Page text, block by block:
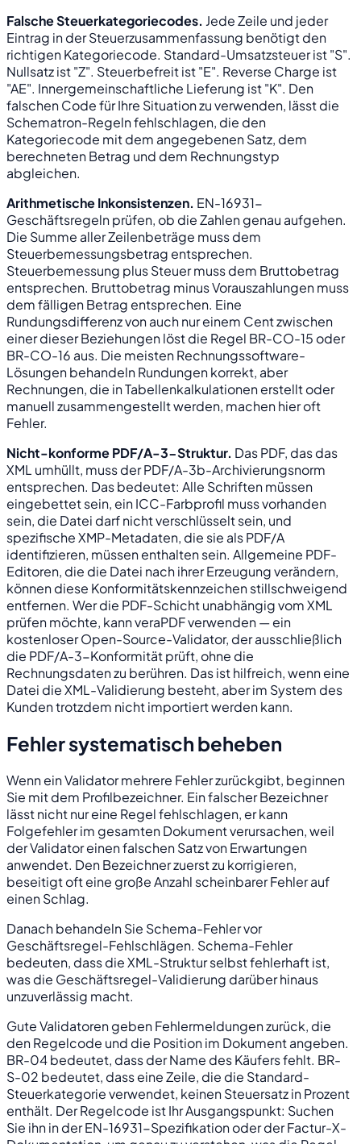
Falsche Steuerkategoriecodes. Jede Zeile und jeder
Eintrag in der Steuerzusammenfassung benötigt den
richtigen Kategoriecode. Standard-Umsatzsteuer ist "S".
Nullsatz ist "Z". Steuerbefreit ist "E". Reverse Charge ist
"AE". Innergemeinschaftliche Lieferung ist "K". Den
falschen Code für Ihre Situation zu verwenden, lässt die
Schematron-Regeln fehlschlagen, die den
Kategoriecode mit dem angegebenen Satz, dem
berechneten Betrag und dem Rechnungstyp
abgleichen.
Arithmetische Inkonsistenzen. EN-16931-
Geschäftsregeln prüfen, ob die Zahlen genau aufgehen.
Die Summe aller Zeilenbeträge muss dem
Steuerbemessungsbetrag entsprechen.
Steuerbemessung plus Steuer muss dem Bruttobetrag
entsprechen. Bruttobetrag minus Vorauszahlungen muss
dem fälligen Betrag entsprechen. Eine
Rundungsdifferenz von auch nur einem Cent zwischen
einer dieser Beziehungen löst die Regel BR-CO-15 oder
BR-CO-16 aus. Die meisten Rechnungssoftware-
Lösungen behandeln Rundungen korrekt, aber
Rechnungen, die in Tabellenkalkulationen erstellt oder
manuell zusammengestellt werden, machen hier oft
Fehler.
Nicht-konforme PDF/A-3-Struktur. Das PDF, das das
XML umhüllt, muss der PDF/A-3b-Archivierungsnorm
entsprechen. Das bedeutet: Alle Schriften müssen
eingebettet sein, ein ICC-Farbprofil muss vorhanden
sein, die Datei darf nicht verschlüsselt sein, und
spezifische XMP-Metadaten, die sie als PDF/A
identifizieren, müssen enthalten sein. Allgemeine PDF-
Editoren, die die Datei nach ihrer Erzeugung verändern,
können diese Konformitätskennzeichen stillschweigend
entfernen. Wer die PDF-Schicht unabhängig vom XML
prüfen möchte, kann veraPDF verwenden — ein
kostenloser Open-Source-Validator, der ausschließlich
die PDF/A-3-Konformität prüft, ohne die
Rechnungsdaten zu berühren. Das ist hilfreich, wenn eine
Datei die XML-Validierung besteht, aber im System des
Kunden trotzdem nicht importiert werden kann.
Fehler systematisch beheben
Wenn ein Validator mehrere Fehler zurückgibt, beginnen
Sie mit dem Profilbezeichner. Ein falscher Bezeichner
lässt nicht nur eine Regel fehlschlagen, er kann
Folgefehler im gesamten Dokument verursachen, weil
der Validator einen falschen Satz von Erwartungen
anwendet. Den Bezeichner zuerst zu korrigieren,
beseitigt oft eine große Anzahl scheinbarer Fehler auf
einen Schlag.
Danach behandeln Sie Schema-Fehler vor
Geschäftsregel-Fehlschlägen. Schema-Fehler
bedeuten, dass die XML-Struktur selbst fehlerhaft ist,
was die Geschäftsregel-Validierung darüber hinaus
unzuverlässig macht.
Gute Validatoren geben Fehlermeldungen zurück, die
den Regelcode und die Position im Dokument angeben.
BR-04 bedeutet, dass der Name des Käufers fehlt. BR-
S-02 bedeutet, dass eine Zeile, die die Standard-
Steuerkategorie verwendet, keinen Steuersatz in Prozent
enthält. Der Regelcode ist Ihr Ausgangspunkt: Suchen
Sie ihn in der EN-16931-Spezifikation oder der Factur-X-